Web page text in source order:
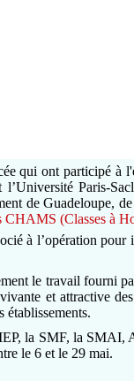
qui ont participé
l’Université Paris-
de Guadeloupe,
CHAMS (Classes à
à l’opération
le travail fourni
et attractive
établissements.
la SMF, la
le 6 et le 29 mai.